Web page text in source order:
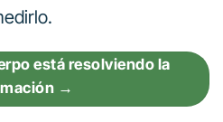
está resolviendo la
→